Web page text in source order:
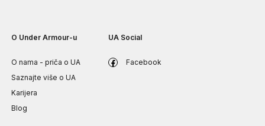
O Under Armour-u
O nama - priča o UA
Saznajte više o UA
Karijera
Blog
UA Social
Facebook